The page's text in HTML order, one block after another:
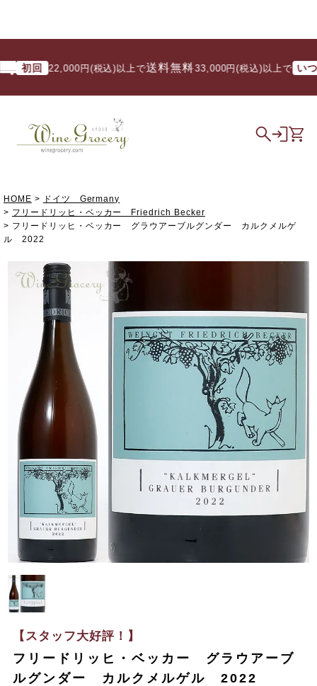
回 22,000円(税込)以上で送料無料/ 33,000円(税込)以上で いつでも
HOME
ドイツ Germany
フリードリッヒ・ベッカー Friedrich Becker
フリードリッヒ・ベッカー グラウアーブルグンダー カルクメルゲ
ル 2022
【スタッフ大好評！】
フリードリッヒ・ベッカー グラウアーブ
ルグンダー カルクメルゲル 2022